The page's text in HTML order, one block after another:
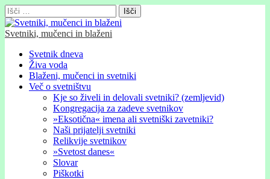
Išči:
Svetniki, mučenci in blaženi
Glavni
meni
Skip
content
Svetnik dneva
Živa voda
Blaženi, mučenci in svetniki
Več o svetništvu
Kje so živeli in delovali svetniki? (zemljevid)
Kongregacija za zadeve svetnikov
»Eksotična« imena ali svetniški zavetniki?
Naši prijatelji svetniki
Relikvije svetnikov
»Svetost danes«
Slovar
Piškotki